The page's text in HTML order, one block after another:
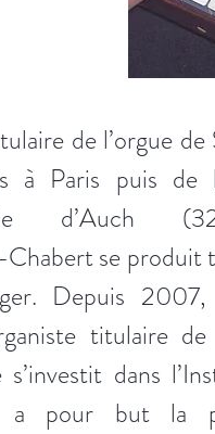
de l’orgue
à Paris puis de
d’Auch
se produit
Depuis
titulaire
s’investit dans
a pour but la